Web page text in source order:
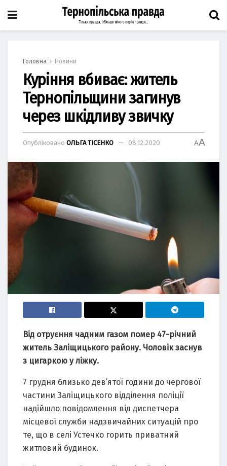
Головна Новини
Куріння вбиває: житель
Тернопільщини загинув
через шкідливу звичку
Опубліковано ОЛЬГА ТІСЕНКО 08.12.2020 AA
Від отруєння чадним газом помер 47-річний
житель Заліщицького району. Чоловік заснув
з цигаркою у ліжку.
7 грудня близько дев’ятої години до чергової
частини Заліщицького відділення поліції
надійшло повідомлення від диспетчера
місцевої служби надзвичайних ситуацій про
те, що в селі Устечко горить приватний
житловий будинок.